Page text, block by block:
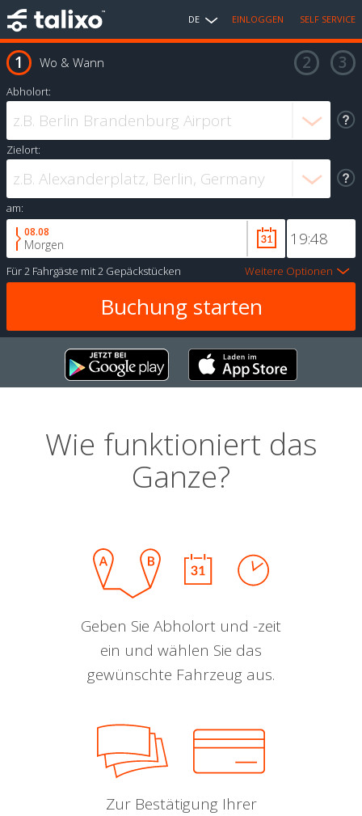
DE EINLOGGEN SELF SERVICE
Wo & Wann
Abholort:
Zielort:
am:
08.08
Morgen
Für2 Fahrgäste mit2 Gepäckstücken Weitere Optionen
Wie funktioniert das
Ganze?
Geben Sie Abholort und -zeit
ein und wählen Sie das
gewünschte Fahrzeug aus.
Zur Bestätigung Ihrer